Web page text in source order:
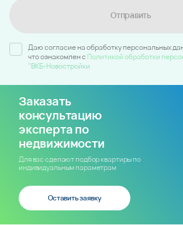
Отправить
Даю согласие на обработку персональных
что ознакомлен c Политикой обработки
"ВКБ-Новостройки
Заказать
консультацию
эксперта по
недвижимости
Для вас сделают подбор квартиры по
индивидуальным параметрам
Оставить заявку